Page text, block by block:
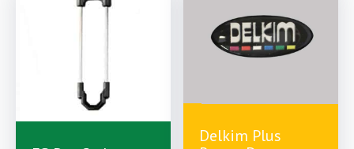
Delkim Plus